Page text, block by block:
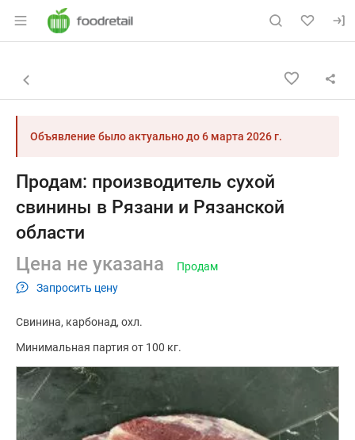
Раздел навигации по сайту
Объявление: Продам:
Навигация и управление объявлением
Назад к списку объявлений
Объявление было актуально до6 марта 2026 г.
Продам: производитель сухой
свинины в Рязани и Рязанской
области
Цена не указана
Запросить цену
Продам
Свинина карбонад охл.
Минимальная партия от 100 кг.